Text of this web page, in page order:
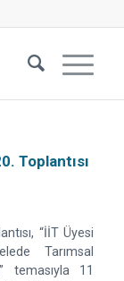
Toplantısı
“İİT Üyesi
Tarımsal
temasıyla 11